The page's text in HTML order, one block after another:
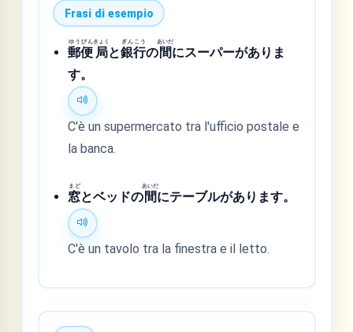
Frasi di esempio
郵
ゆう
便
びん
局
きょく
と銀
ぎん
行
こう
の間
あいだ
にスーパーがありま
す。
C'è un supermercato tra l'ufficio postale e
la banca.
窓
まど
とベッドの間
あいだ
にテーブルがあります。
C'è un tavolo tra la finestra e il letto.